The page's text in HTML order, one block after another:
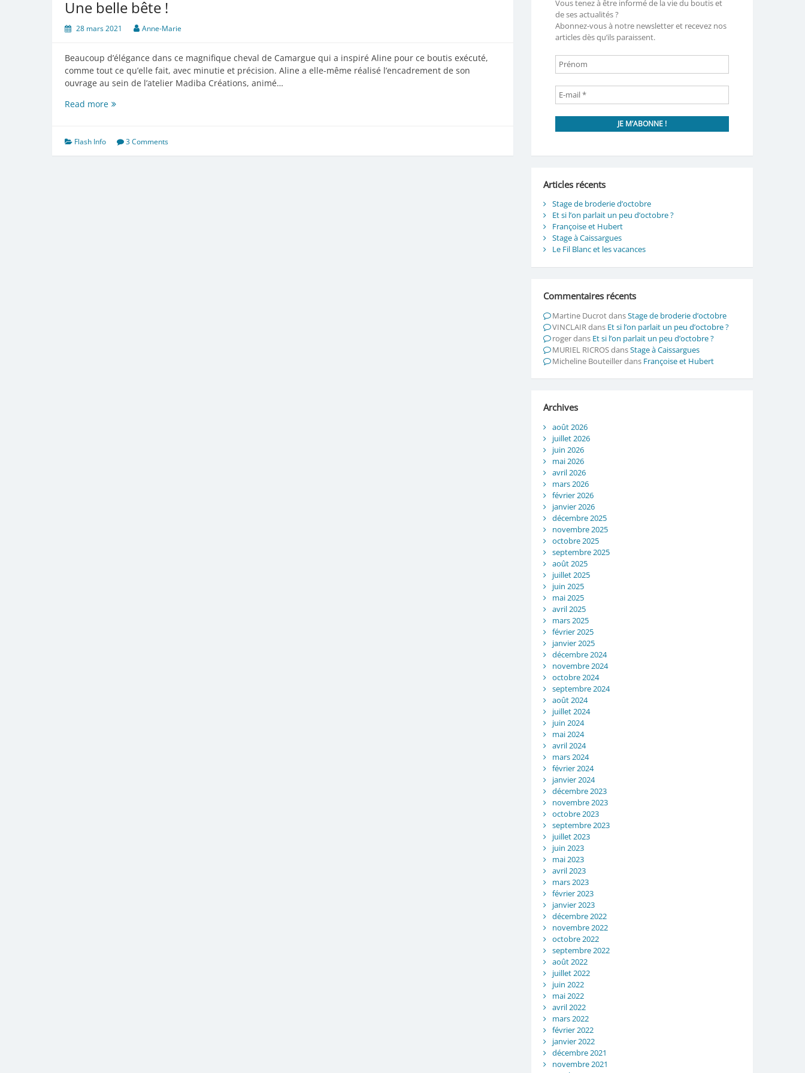
Une belle bête !
28 mars 2021 Anne-Marie
Beaucoup d’élégance dans ce magnifique cheval de Camargue qui a inspiré Aline pour ce boutis exécuté,
comme tout ce qu’elle fait, avec minutie et précision. Aline a elle-même réalisé l’encadrement de son
ouvrage au sein de l’atelier Madiba Créations, animé…
Read moreUne
Flash Info 3 Comments
Vous tenez à être informé de la vie du boutis et
de ses actualités ?
Abonnez-vous à notre newsletter et recevez nos
articles dès qu’ils paraissent.
Articles récents
Stage de broderie d’octobre
Et si l’on parlait un peu d’octobre ?
Françoise et Hubert
Stage à Caissargues
Le Fil Blanc et les vacances
Commentaires récents
Martine DucrotdansStage de broderie d’octobre
VINCLAIR dans Et si l’on parlait un peu d’octobre ?
rogerdans Et si l’on parlait un peu d’octobre ?
MURIEL RICROSdansStage à Caissargues
Micheline Bouteillerdans Françoise et Hubert
Archives
août 2026
juillet 2026
juin 2026
mai 2026
avril 2026
mars 2026
février 2026
janvier 2026
décembre 2025
novembre 2025
octobre 2025
septembre 2025
août 2025
juillet 2025
juin 2025
mai 2025
avril 2025
mars 2025
février 2025
janvier 2025
décembre 2024
novembre 2024
octobre 2024
septembre 2024
août 2024
juillet 2024
juin 2024
mai 2024
avril 2024
mars 2024
février 2024
janvier 2024
décembre 2023
novembre 2023
octobre 2023
septembre 2023
juillet 2023
juin 2023
mai 2023
avril 2023
mars 2023
février 2023
janvier 2023
décembre 2022
novembre 2022
octobre 2022
septembre 2022
août 2022
juillet 2022
juin 2022
mai 2022
avril 2022
mars 2022
février 2022
janvier 2022
décembre 2021
novembre 2021